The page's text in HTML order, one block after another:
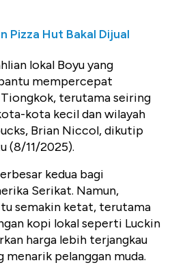
Pizza Hut Bakal Dijual
lokal Boyu yang
mempercepat
terutama seiring
kota kecil dan wilayah
Brian Niccol, dikutip
(8/11/2025).
kedua bagi
Serikat. Namun,
semakin ketat, terutama
kopi lokal seperti Luckin
harga lebih terjangkau
menarik pelanggan muda.